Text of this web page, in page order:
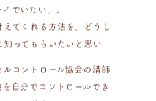
でいたい」。
えてくれる方法を、どうし
知ってもらいたいと思い
ルコントロール協会の講師
を自分でコントロールでき